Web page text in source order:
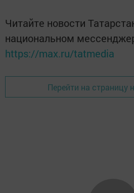
Читайте новости
национальном
https://max.ru/tatmedia
Перейти на страницу